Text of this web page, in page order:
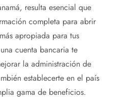
resulta esencial que
completa para abrir
apropiada para tus
cuenta bancaria te
la administración de
establecerte en el país
gama de beneficios.